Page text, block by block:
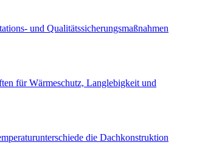
und Qualitätssicherungsmaßnahmen
für Wärmeschutz, Langlebigkeit und
die Dachkonstruktion